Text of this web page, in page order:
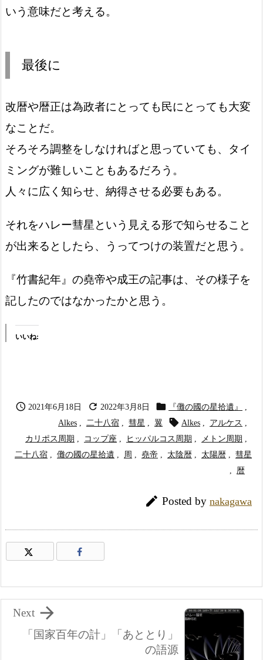
いう意味だと考える。
最後に
改暦や暦正は為政者にとっても民にとっても大変
なことだ。
そろそろ調整をしなければと思っていても、タイ
ミングが難しいこともあるだろう。
人々に広く知らせ、納得させる必要もある。
それをハレー彗星という見える形で知らせること
が出来るとしたら、うってつけの装置だと思う。
『竹書紀年』の堯帝や成王の記事は、その様子を
記したのではなかったかと思う。
いいね:
 2021年6月18日  2022年3月8日  『儺の國の星拾遺』
Alkes
二十八宿 彗星 翼  Alkes アルケス
カリポス周期
コップ座 ヒッパルコス周期 メトン周期
二十八宿
儺の國の星拾遺 周 堯帝 太陰暦 太陽暦
彗星
暦
 Posted by nakagawa
「国家百年の計」「あととり」
の語源

Next